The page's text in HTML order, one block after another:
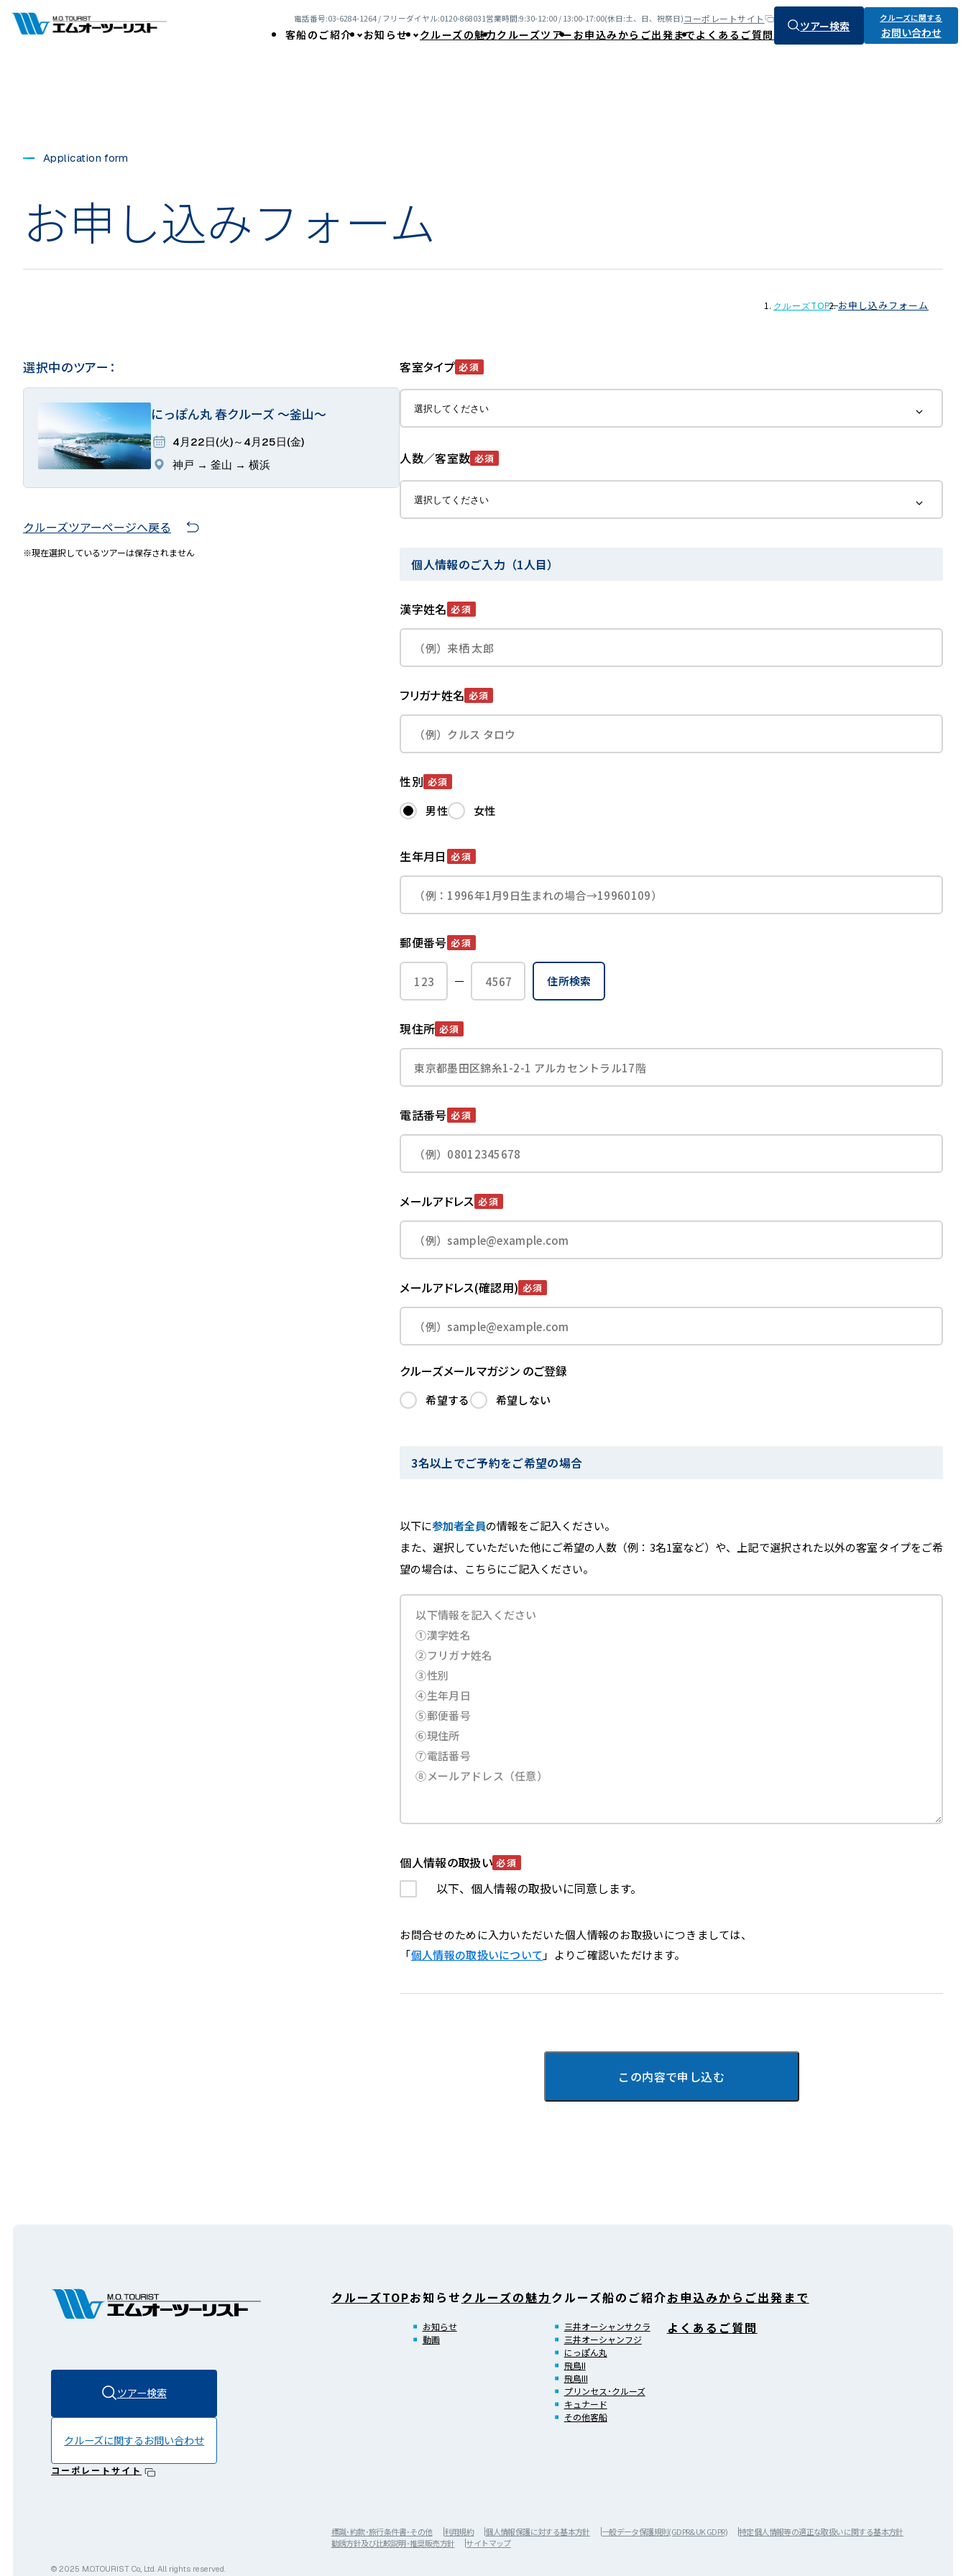
電話番号:03-6284-1264 / フリーダイヤル:0120-868031営業時間:9:30-12:00 / 13:00-17:00(休日:土、日、祝祭日)コーポレートサイト
客船のご紹介 お知らせ クルーズの魅力クルーズツアー お申込みからご出発までよくあるご質問
ツアー検索
クルーズに関する
お問い合わせ
Application form
お申し込みフォーム
クルーズTOP お申し込みフォーム
選択中のツアー：
にっぽん丸 春クルーズ ～釜山～
4月22日(火)～4月25日(金)
神戸 → 釜山 → 横浜
クルーズツアーページへ戻る
※現在選択しているツアーは保存されません
客室タイプ 必須
人数／客室数 必須
個人情報のご入力（1人目）
漢字姓名 必須
フリガナ姓名 必須
性別 必須
男性 女性
生年月日 必須
郵便番号 必須
住所検索
現住所 必須
電話番号 必須
メールアドレス 必須
メールアドレス(確認用) 必須
クルーズメールマガジン のご登録
希望する 希望しない
3名以上でご予約をご希望の場合
以下に参加者全員の情報をご記入ください。
また、選択していただいた他にご希望の人数（例：3名1室など）や、上記で選択された以外の客室タイプをご希
望の場合は、こちらにご記入ください。
個人情報の取扱い 必須
以下、個人情報の取扱いに同意します。
お問合せのために入力いただいた個人情報のお取扱いにつきましては、
「個人情報の取扱いについて 」よりご確認いただけます。
ツアー検索
クルーズに関する お問い合わせ
コーポレートサイト
クルーズTOPお知らせ
お知らせ
動画
クルーズの魅力クルーズ船のご紹介
三井オーシャンサクラ
三井オーシャンフジ
にっぽん丸
飛鳥II
飛鳥III
プリンセス･クルーズ
キュナード
その他客船
お申込みからご出発まで
よくあるご質問
標識･約款･旅行条件書･その他 利用規約 個人情報保護に対する基本方針 一般データ保護規則(GDPR&UK GDPR)
特定個人情報等の適正な取扱いに関する基本方針
勧誘方針及び比較説明･推奨販売方針
サイトマップ
© 2025 M.O.TOURIST Co., Ltd. All rights reserved.